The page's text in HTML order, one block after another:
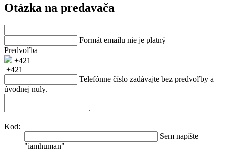
Otázka na predavača
Formát emailu nie je platný
Predvoľba
+421
+421
Telefónne číslo zadávajte bez predvoľby a
úvodnej nuly.
Kod:
Sem napíšte
"iamhuman"